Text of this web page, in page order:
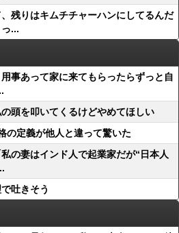
残りはキムチチャーハンにしてるんだ
...
事あって家に来てもらったらずっと自
頭を叩いてくるけどやめてほしい
の定義が他人と違って驚いた
の妻はインド人で起業家だが“日本人
吐きそう